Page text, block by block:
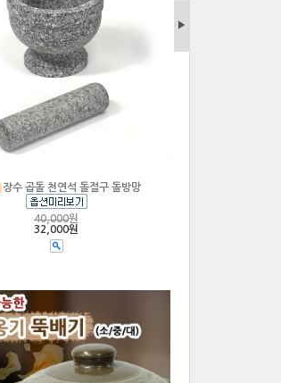
▶
장수 곱돌 천연석 돌절구 돌방망
40,000원
32,000원